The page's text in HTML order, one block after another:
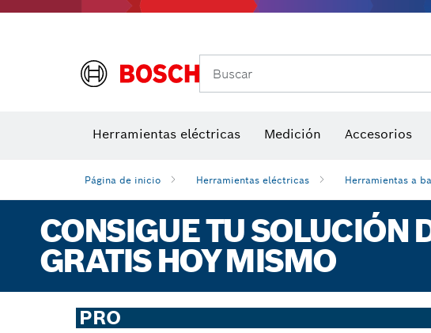
Buscar
Herramientas eléctricas Medición Accesorios
Página de inicio Herramientas eléctricas Herramientas a
CONSIGUE TU SOLUCIÓN
GRATIS HOY MISMO
PRO